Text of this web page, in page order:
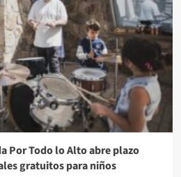
Por Todo lo Alto abre plazo
gratuitos para niños